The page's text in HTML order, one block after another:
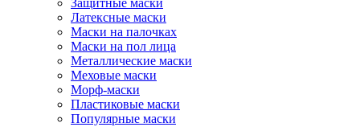
Защитные маски
Латексные маски
Маски на палочках
Маски на пол лица
Металлические маски
Меховые маски
Морф-маски
Пластиковые маски
Популярные маски